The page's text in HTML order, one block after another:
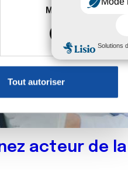
à plusieurs mètres près
reportez-vous à lasection «
sur les cookies.
informations que
Marketing
Tout autoriser
acteur de